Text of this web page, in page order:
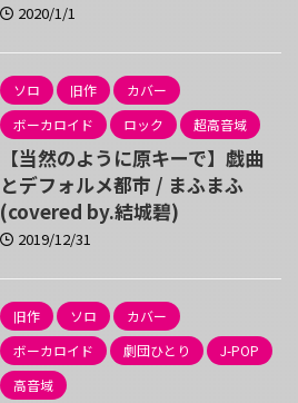
2020/1/1
ソロ 旧作
カバー
ボーカロイド
ロック 超高音域
【当然のように原キーで】戯曲
とデフォルメ都市 / まふまふ
(covered by.結城碧)
2019/12/31
旧作 ソロ
カバー
ボーカロイド
劇団ひとり
J-POP
高音域